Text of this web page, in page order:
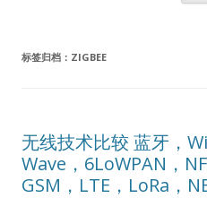
标签归档： ZIGBEE
无线技术比较 蓝牙，
Wave，6LoWPAN，
GSM，LTE，LoRa，